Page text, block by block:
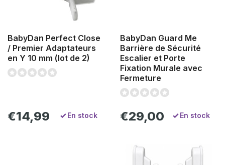
BabyDan Perfect Close
/ Premier Adaptateurs
en Y 10 mm (lot de 2)
€14,99 En stock
BabyDan Guard Me
Barrière de Sécurité
Escalier et Porte
Fixation Murale avec
Fermeture
€29,00 En stock